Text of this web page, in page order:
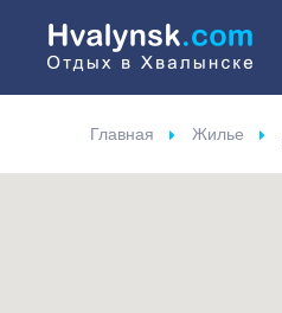
Главная Жилье